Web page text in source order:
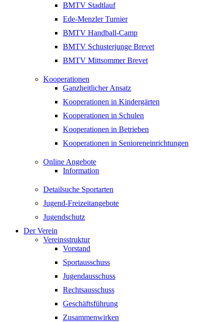
BMTV Stadtlauf
Ede-Menzler Turnier
BMTV Handball-Camp
BMTV Schusterjunge Brevet
BMTV Mittsommer Brevet
Kooperationen
Ganzheitlicher Ansatz
Kooperationen in Kindergärten
Kooperationen in Schulen
Kooperationen in Betrieben
Kooperationen in Senioreneinrichtungen
Online Angebote
Information
Detailsuche Sportarten
Jugend-Freizeitangebote
Jugendschutz
Der Verein
Vereinsstruktur
Vorstand
Sportausschuss
Jugendausschuss
Rechtsausschuss
Geschäftsführung
Zusammenwirken